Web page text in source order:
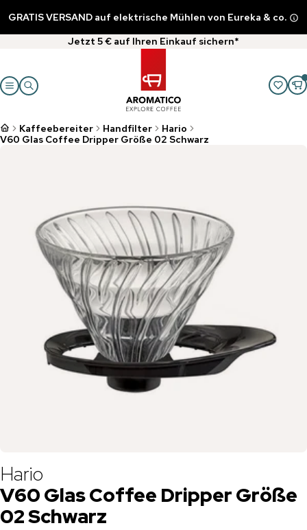
GRATIS VERSAND auf elektrische Mühlen von Eureka & co.
Jetzt 5 € auf Ihren Einkauf sichern*
Kaffeebereiter Handfilter
Hario
V60 Glas Coffee Dripper Größe 02 Schwarz
Hario
V60 Glas Coffee Dripper Größe
02 Schwarz